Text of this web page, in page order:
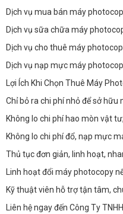
Dịch vụ mua bán máy
Dịch vụ sữa chữa máy
Dịch vụ cho thuê máy
Dịch vụ nạp mực máy
Lợi Ích Khi Chọn Thuê Máy
Chỉ bỏ ra chi phí nhỏ để sở
Không lo chi phí hao mòn vật
Không lo chi phí đổ, nạp mực
Thủ tục đơn giản, linh hoạt,
Linh hoạt đổi máy photocopy
Kỹ thuật viên hỗ trợ tận tâm,
Liên hệ ngay đến Công Ty